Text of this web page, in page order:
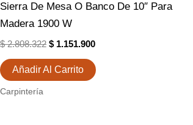
Sierra De Mesa O Banco De 10″ Para
Madera 1900 W
$2.808.322 $ 1.151.900
Añadir Al Carrito
Carpintería